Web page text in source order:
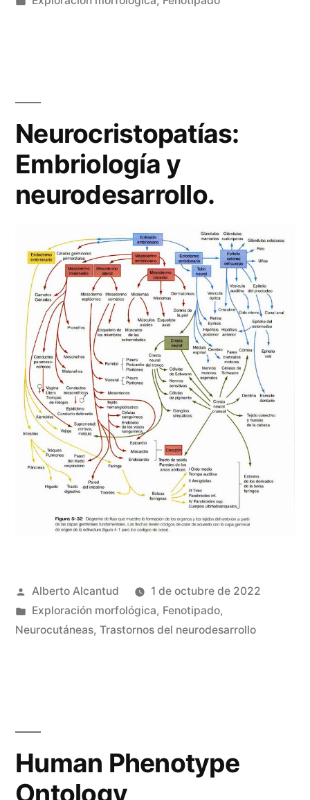
Neurocristopatías:
Embriología y
neurodesarrollo.
Publicado
por
Alberto Alcantud
1 de octubre de 2022
Publicado
en
Exploración morfológica, Fenotipado,
Neurocutáneas, Trastornos del neurodesarrollo
Human Phenotype
Ontology